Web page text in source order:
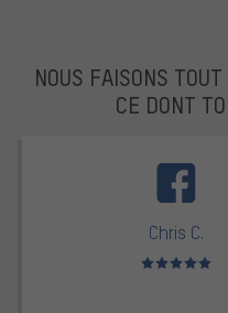
NOUS FAISONS
CE DONT
Chris C.
Note moyenne :